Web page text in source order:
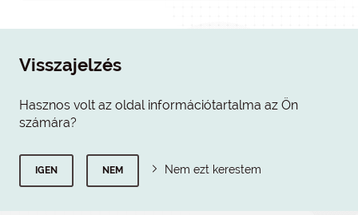
Visszajelzés
Hasznos volt az oldal információtartalma az Ön
számára?
IGEN NEM Nem ezt kerestem